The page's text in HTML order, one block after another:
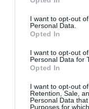
I want to opt-out
Personal Data.
Opted In
I want to opt-out
Personal Data for
Opted In
I want to opt-out
Retention, Sale,
Personal Data
Purposes for
χρήματα σε ένα απλό
έπαιρναν μηδενικό
κάποια προθεσμιακή
ξεπερνούσε
Με τα έντοκα
Με διάρκεια από 12
δηλαδή) προσφέρουν